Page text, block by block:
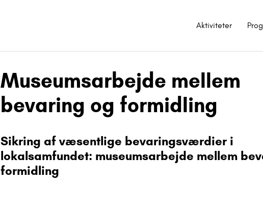
Aktiviteter
Museumsarbejde mellem
bevaring og formidling
Sikring af væsentlige bevaringsværdier i
lokalsamfundet: museumsarbejde mellem
formidling